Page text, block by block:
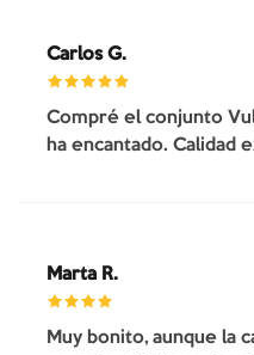
Carlos G.
Compré el conjunto
ha encantado. Calidad
Marta R.
Muy bonito, aunque la